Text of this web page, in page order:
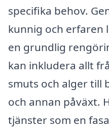
specifika behov.
kunnig och erfaren
en grundlig
kan inkludera allt
smuts och alger till
och annan påväxt.
tjänster som en